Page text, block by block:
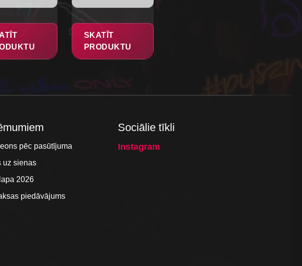
SKATĪT
PRODUKTU
pēc pasūtījuma
uz sienas
2026
piedāvājums
Sociālie tīkli
Instagram